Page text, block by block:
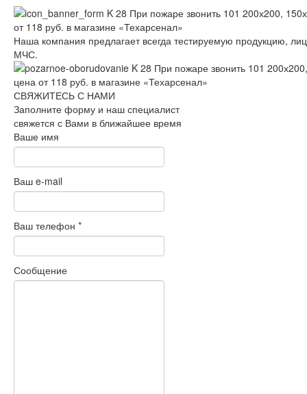
Наша компания предлагает всегда тестируемую продукцию,
МЧС.
СВЯЖИТЕСЬ С НАМИ
Заполните форму и наш специалист
свяжется с Вами в ближайшее время
Ваше имя
Ваш e-mail
Ваш телефон *
Сообщение